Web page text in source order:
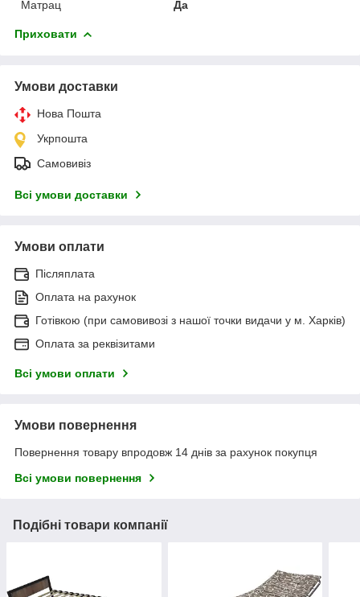
Матрац Да
Приховати
Умови доставки
Нова Пошта
Укрпошта
Самовивіз
Всі умови доставки
Умови оплати
Післяплата
Оплата на рахунок
Готівкою (при самовивозі з нашої точки видачи у м. Харків)
Оплата за реквізитами
Всі умови оплати
Умови повернення
Повернення товару впродовж 14 днів за рахунок покупця
Всі умови повернення
Подібні товари компанії